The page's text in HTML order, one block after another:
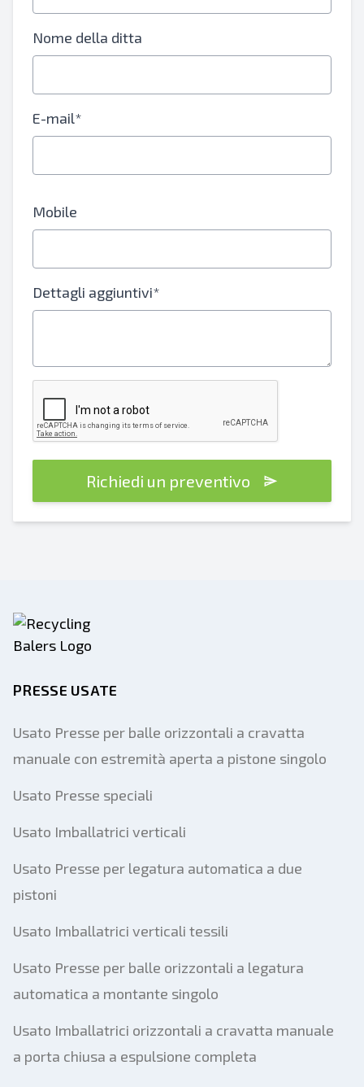
Nome della ditta
E-mail*
Mobile
Dettagli aggiuntivi*
Richiedi un preventivo
PRESSE USATE
Usato Presse per balle orizzontali a cravatta
manuale con estremità aperta a pistone singolo
Usato Presse speciali
Usato Imballatrici verticali
Usato Presse per legatura automatica a due
pistoni
Usato Imballatrici verticali tessili
Usato Presse per balle orizzontali a legatura
automatica a montante singolo
Usato Imballatrici orizzontali a cravatta manuale
a porta chiusa a espulsione completa